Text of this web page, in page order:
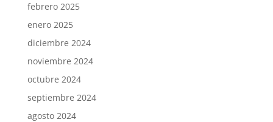
febrero 2025
enero 2025
diciembre 2024
noviembre 2024
octubre 2024
septiembre 2024
agosto 2024